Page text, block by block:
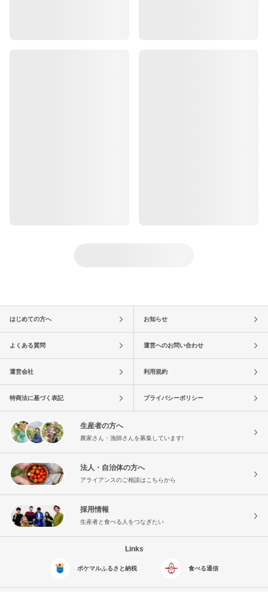
はじめての方へ お知らせ
よくある質問 運営へのお問い合わせ
運営会社 利用規約
特商法に基づく表記 プライバシーポリシー
生産者の方へ
農家さん・漁師さんを募集しています!
法人・自治体の方へ
アライアンスのご相談はこちらから
採用情報
生産者と食べる人をつなぎたい
Links
ポケマルふるさと納税 食べる通信